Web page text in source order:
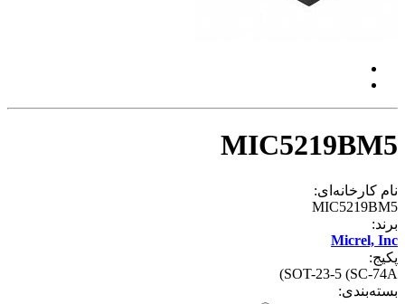
MIC5219BM5
نام کارخانه‌ای:
MIC5219BM5
برند:
Micrel, Inc
پکیج:
SOT-23-5 (SC-74A)
بسته‌بندی: